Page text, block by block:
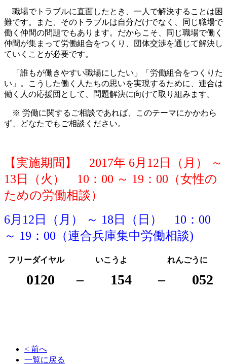
職場でトラブルに直面したとき、一人で解決することは困
難です。また、そのトラブルは自分だけでなく、同じ職場で
働く仲間の問題でもあります。だからこそ、同じ職場で働く
仲間が集まって労働組合をつくり、団体交渉を通じて解決し
ていくことが必要です。
「誰もが働きやすい職場にしたい」「労働組合をつくりた
い」。こうした働く人たちの思いを実現するために、連合は
働く人の応援団として、問題解決に向けて取り組みます。
※ 労働に関するご相談であれば、このテーマにかかわら
ず、どなたでもご相談ください。
【実施期間】 2017年 6月12日（月） ～
13日（火） 10：00 ～ 19：00 （女性の
ための労働相談）
6月12日（月） ～ 18日（日） 10：00
～ 19：00 （連合兵庫集中労働相談)
フリーダイヤル いこうよ れんごうに
0120 – 154 – 052
< 前へ
一覧に戻る